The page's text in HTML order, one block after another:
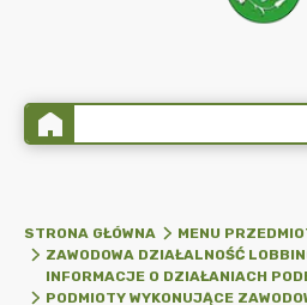
STRONA GŁÓWNA
MENU
ZAWODOWA DZIAŁALNOŚĆ
INFORMACJE O DZIAŁANIACH
PODMIOTY WYKONUJĄCE